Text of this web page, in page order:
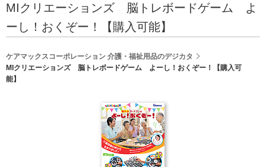
MIクリエーションズ 脳トレボードゲーム よ
ーし！おくぞー！【購入可能】
ケアマックスコーポレーション 介護・福祉用品のデジカタ
MIクリエーションズ 脳トレボードゲーム よーし！おくぞー！【購入可
能】